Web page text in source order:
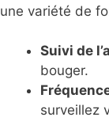
une variété de
Suivi de
bouger.
surveillez